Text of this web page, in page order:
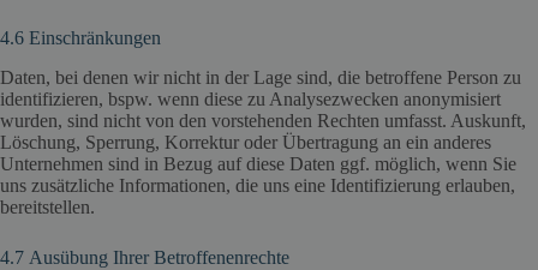
4.6 Einschränkungen
Daten, bei denen wir nicht in der Lage sind, die betroffene Person zu
identifizieren, bspw. wenn diese zu Analysezwecken anonymisiert
wurden, sind nicht von den vorstehenden Rechten umfasst. Auskunft,
Löschung, Sperrung, Korrektur oder Übertragung an ein anderes
Unternehmen sind in Bezug auf diese Daten ggf. möglich, wenn Sie
uns zusätzliche Informationen, die uns eine Identifizierung erlauben,
bereitstellen.
4.7 Ausübung Ihrer Betroffenenrechte